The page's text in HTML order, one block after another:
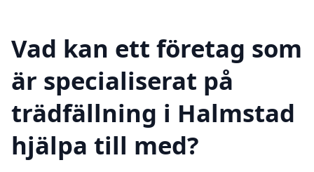
Vad kan ett företag som
är specialiserat på
trädfällning i Halmstad
hjälpa till med?